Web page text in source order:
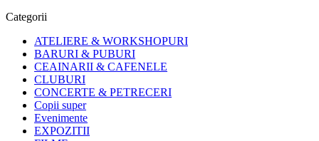
Categorii
ATELIERE & WORKSHOPURI
BARURI & PUBURI
CEAINARII & CAFENELE
CLUBURI
CONCERTE & PETRECERI
Copii super
Evenimente
EXPOZITII